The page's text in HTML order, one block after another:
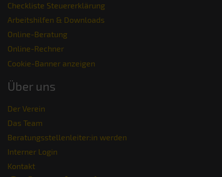
Checkliste Steuererklärung
Arbeitshilfen & Downloads
Online-Beratung
Online-Rechner
Cookie-Banner anzeigen
Über uns
Der Verein
Das Team
Beratungsstellenleiter:in werden
Interner Login
Kontakt